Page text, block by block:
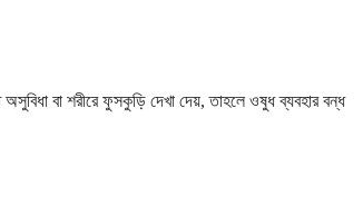
বা শরীরে ফুসকুড়ি দেখা দেয়, তাহলে ওষুধ ব্যবহার বন্ধ